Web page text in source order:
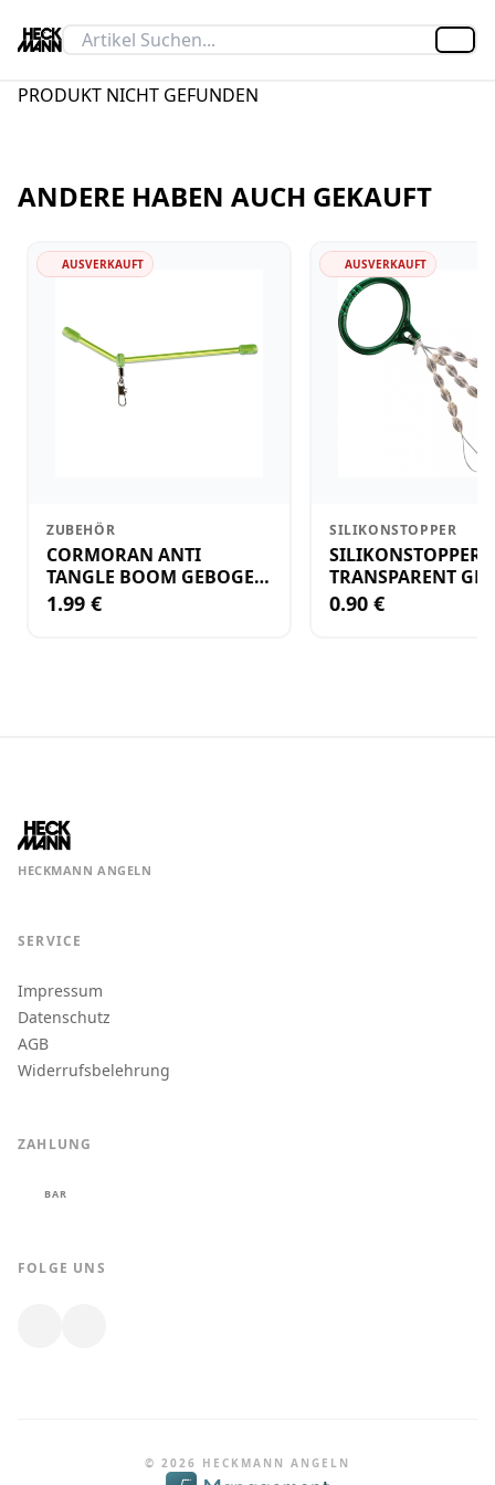
PRODUKT NICHT GEFUNDEN
ANDERE HABEN AUCH GEKAUFT
AUSVERKAUFT
ZUBEHÖR
CORMORAN ANTI
TANGLE BOOM GEBOGEN
12CM M.WIRBEL(PLASTIK)
1.99 €
AUSVERKAUFT
SILIKONSTOPPER
SILIKONSTOPPER
TRANSPARENT
KLEIN
0.90 €
HECKMANN ANGELN
SERVICE
Impressum
Datenschutz
AGB
Widerrufsbelehrung
ZAHLUNG
BAR
FOLGE UNS
© 2026 HECKMANN ANGELN